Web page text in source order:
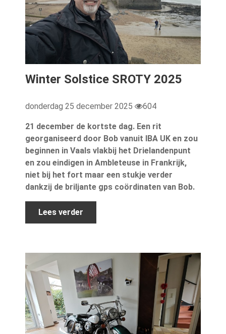
Winter Solstice SROTY 2025
donderdag 25 december 2025 604
21 december de kortste dag. Een rit
georganiseerd door Bob vanuit IBA UK en zou
beginnen in Vaals vlakbij het Drielandenpunt
en zou eindigen in Ambleteuse in Frankrijk,
niet bij het fort maar een stukje verder
dankzij de briljante gps coördinaten van Bob.
Lees verder